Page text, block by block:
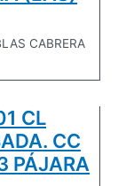
CABRERA
CL
CC
PÁJARA